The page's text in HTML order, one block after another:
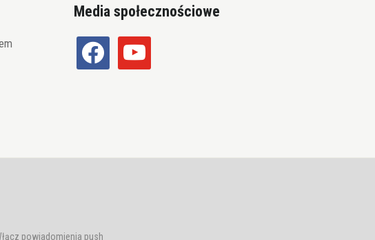
Media społecznościowe
facebook youtube
powiadomienia push